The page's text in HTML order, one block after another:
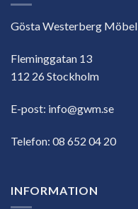
Gösta Westerberg Möbel
Fleminggatan 13
112 26 Stockholm
E-post: info@gwm.se
Telefon: 08 652 04 20
INFORMATION